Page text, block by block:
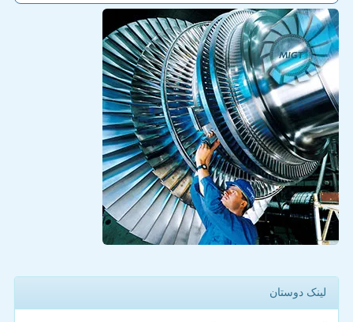
لینک دوستان